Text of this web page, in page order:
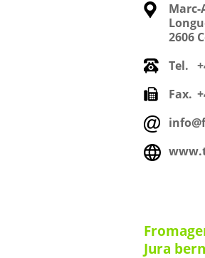
2606
Tel.
Fax.
Jura